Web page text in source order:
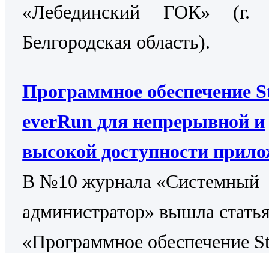
«Лебединский ГОК» (г.
Белгородская область).
Программное обеспечение
everRun для непрерывной и
высокой доступности
В №10 журнала «Системный
администратор» вышла
«Программное обеспечение